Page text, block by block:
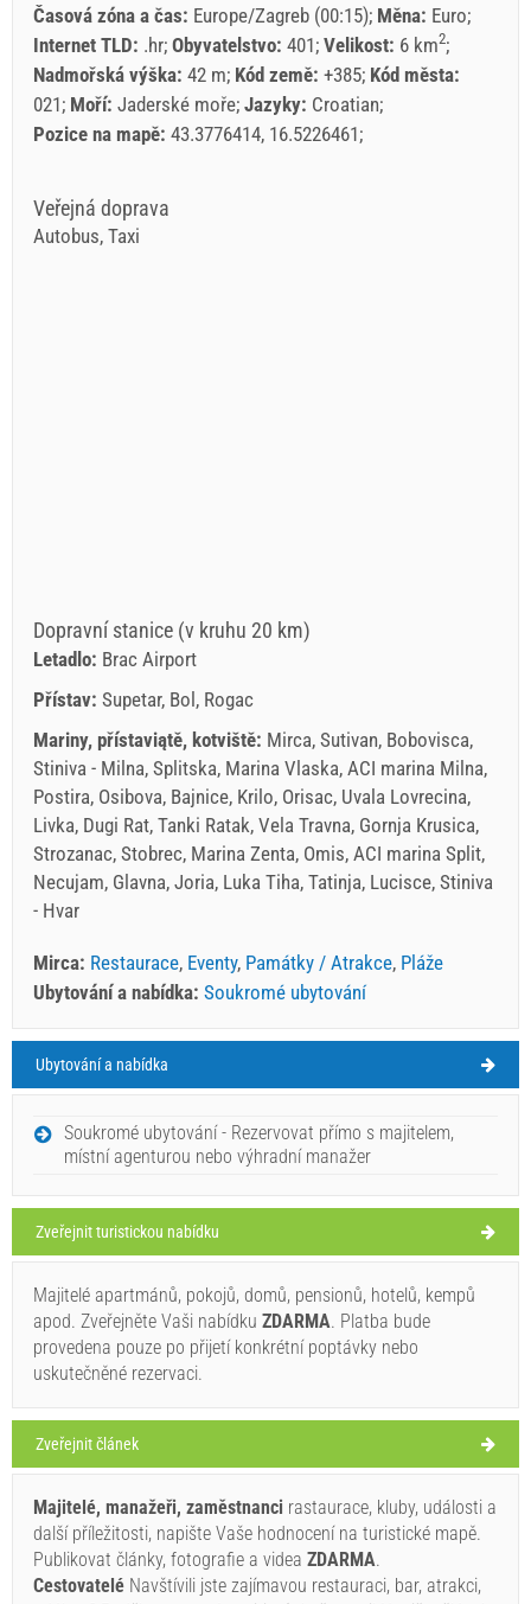
Časová zóna a čas: Europe/Zagreb (00:15) Měna: Euro
Internet TLD: .hr Obyvatelstvo: 401 Velikost: 6 km2
Nadmořská výška: 42 m Kód země: +385 Kód města:
021 Moří: Jaderské moře Jazyky: Croatian
Pozice na mapě: 43.3776414, 16.5226461
Veřejná doprava
Autobus, Taxi
Dopravní stanice (v kruhu 20 km)
Letadlo: Brac Airport
Přístav: Supetar, Bol, Rogac
Mariny, přístaviątě, kotviště: Mirca, Sutivan, Bobovisca,
Stiniva - Milna, Splitska, Marina Vlaska, ACI marina Milna,
Postira, Osibova, Bajnice, Krilo, Orisac, Uvala Lovrecina,
Livka, Dugi Rat, Tanki Ratak, Vela Travna, Gornja Krusica,
Strozanac, Stobrec, Marina Zenta, Omis, ACI marina Split,
Necujam, Glavna, Joria, Luka Tiha, Tatinja, Lucisce, Stiniva
- Hvar
Mirca: Restaurace, Eventy, Památky / Atrakce, Pláže
Ubytování a nabídka: Soukromé ubytování
Mirca Počasí
PÁTEK
Chorvatsko
32°C
jasno
sobota,
08.08.26 32°C jasno
neděle,
jasno
Gumonca (Pláž) Mirca (Gumonca)
Lovrenco Vladislavić (Návštěvnický / Host)
Gumonca bb
Ubytování a nabídka
Soukromé ubytování - Rezervovat přímo s majitelem,
místní agenturou nebo výhradní manažer
Zveřejnit turistickou nabídku
Majitelé apartmánů, pokojů, domů, pensionů, hotelů, kempů
apod. Zveřejněte Vaši nabídku ZDARMA. Platba bude
provedena pouze po přijetí konkrétní poptávky nebo
uskutečněné rezervaci.
Zveřejnit článek
Majitelé, manažeři, zaměstnanci rastaurace, kluby, události a
další příležitosti, napište Vaše hodnocení na turistické mapě.
Publikovat články, fotografie a videa ZDARMA.
Cestovatelé Navštívili jste zajímavou restauraci, bar, atrakci,